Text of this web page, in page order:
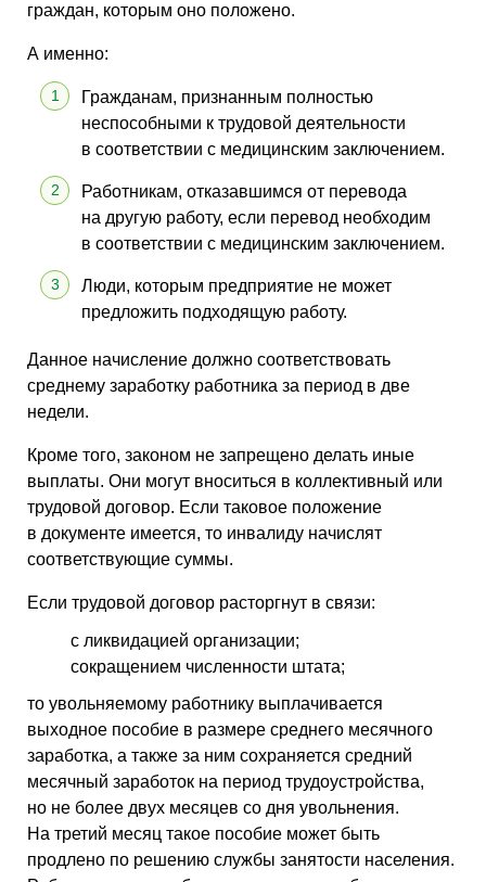
граждан, которым оно положено.
А именно:
Гражданам, признанным полностью
неспособными к трудовой деятельности
в соответствии с медицинским заключением.
Работникам, отказавшимся от перевода
на другую работу, если перевод необходим
в соответствии с медицинским заключением.
Люди, которым предприятие не может
предложить подходящую работу.
Данное начисление должно соответствовать
среднему заработку работника за период в две
недели.
Кроме того, законом не запрещено делать иные
выплаты. Они могут вноситься в коллективный или
трудовой договор. Если таковое положение
в документе имеется, то инвалиду начислят
соответствующие суммы.
Если трудовой договор расторгнут в связи:
с ликвидацией организации;
сокращением численности штата;
то увольняемому работнику выплачивается
выходное пособие в размере среднего месячного
заработка, а также за ним сохраняется средний
месячный заработок на период трудоустройства,
но не более двух месяцев со дня увольнения.
На третий месяц такое пособие может быть
продлено по решению службы занятости населения.